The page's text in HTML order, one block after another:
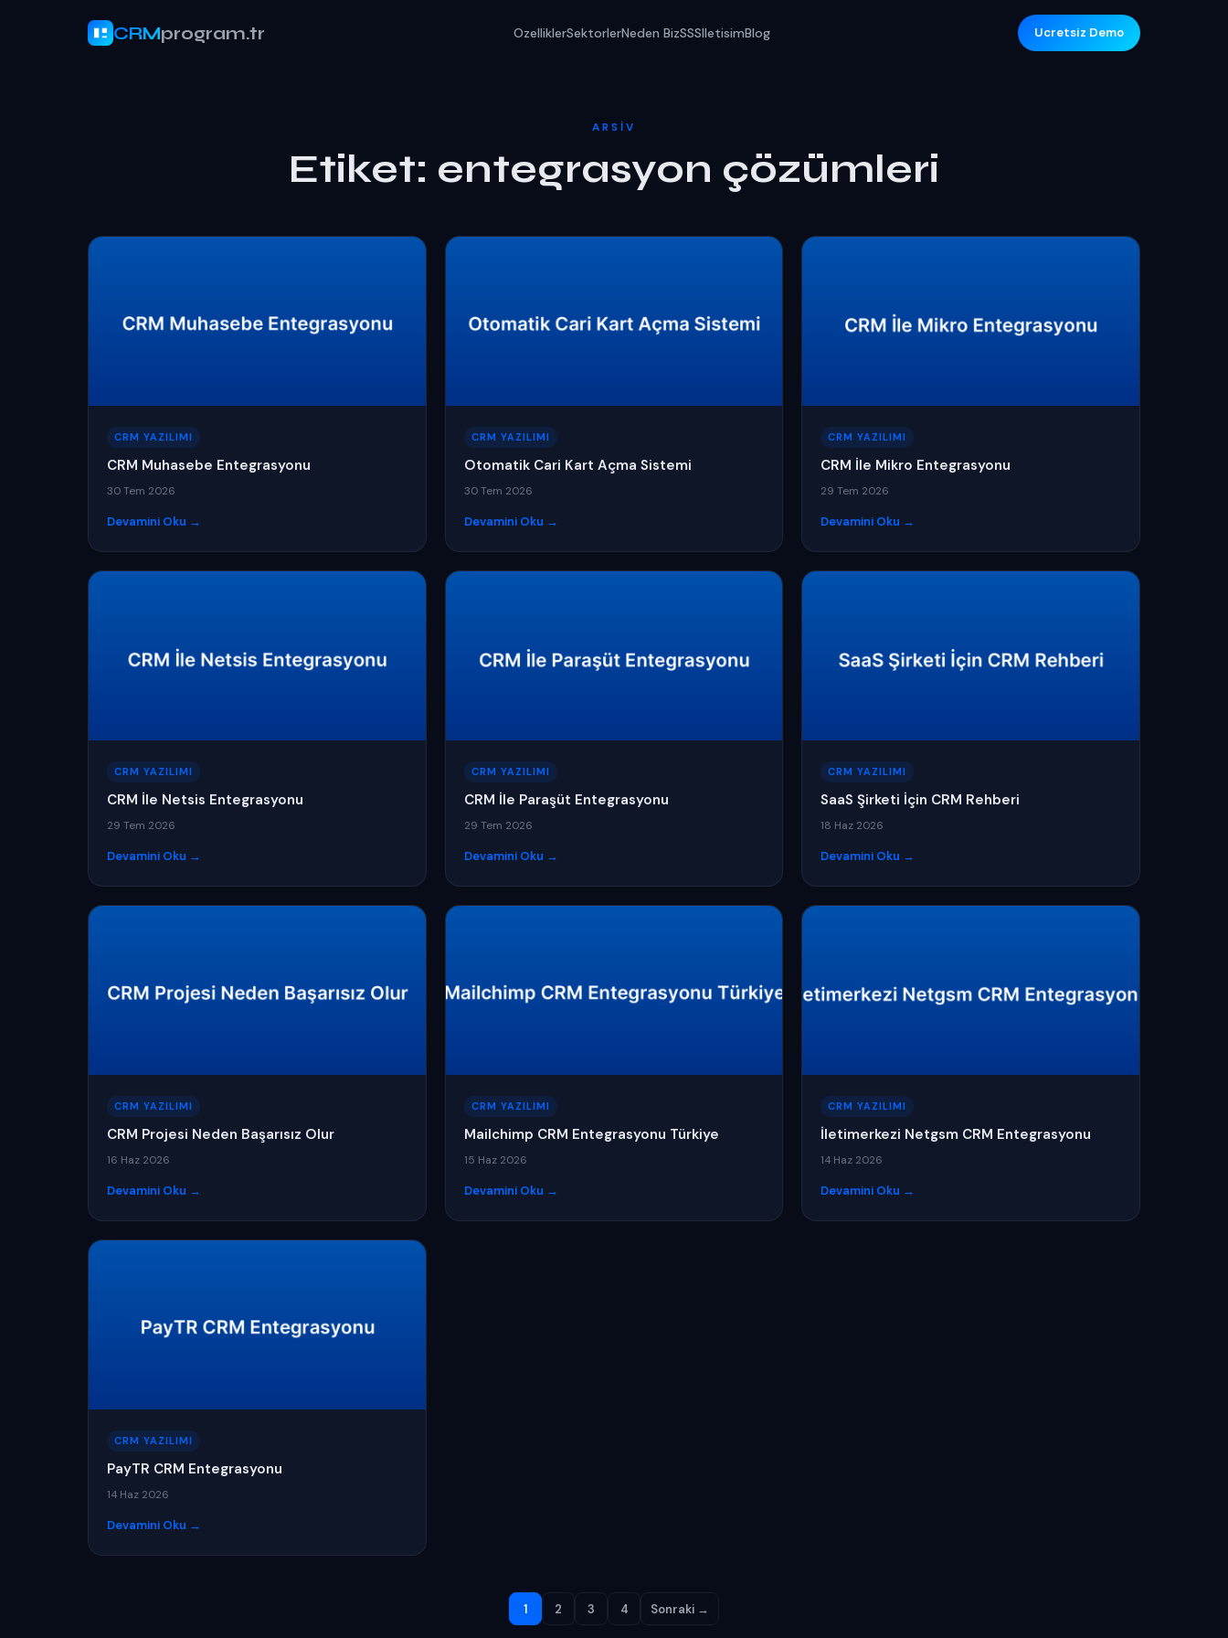
CRMprogram.tr OzelliklerSektorlerNeden BizSSSIletisimBlog Ucretsiz Demo
ARSIV
Etiket: entegrasyon çözümleri
CRM YAZILIMI
CRM Muhasebe Entegrasyonu
30 Tem 2026
Devamini Oku →
CRM YAZILIMI
Otomatik Cari Kart Açma Sistemi
30 Tem 2026
Devamini Oku →
CRM YAZILIMI
CRM İle Mikro Entegrasyonu
29 Tem 2026
Devamini Oku →
CRM YAZILIMI
CRM İle Netsis Entegrasyonu
29 Tem 2026
Devamini Oku →
CRM YAZILIMI
CRM İle Paraşüt Entegrasyonu
29 Tem 2026
Devamini Oku →
CRM YAZILIMI
SaaS Şirketi İçin CRM Rehberi
18 Haz 2026
Devamini Oku →
CRM YAZILIMI
CRM Projesi Neden Başarısız Olur
16 Haz 2026
Devamini Oku →
CRM YAZILIMI
Mailchimp CRM Entegrasyonu Türkiye
15 Haz 2026
Devamini Oku →
CRM YAZILIMI
İletimerkezi Netgsm CRM Entegrasyonu
14 Haz 2026
Devamini Oku →
CRM YAZILIMI
PayTR CRM Entegrasyonu
14 Haz 2026
Devamini Oku →
1 2 3 4 Sonraki →